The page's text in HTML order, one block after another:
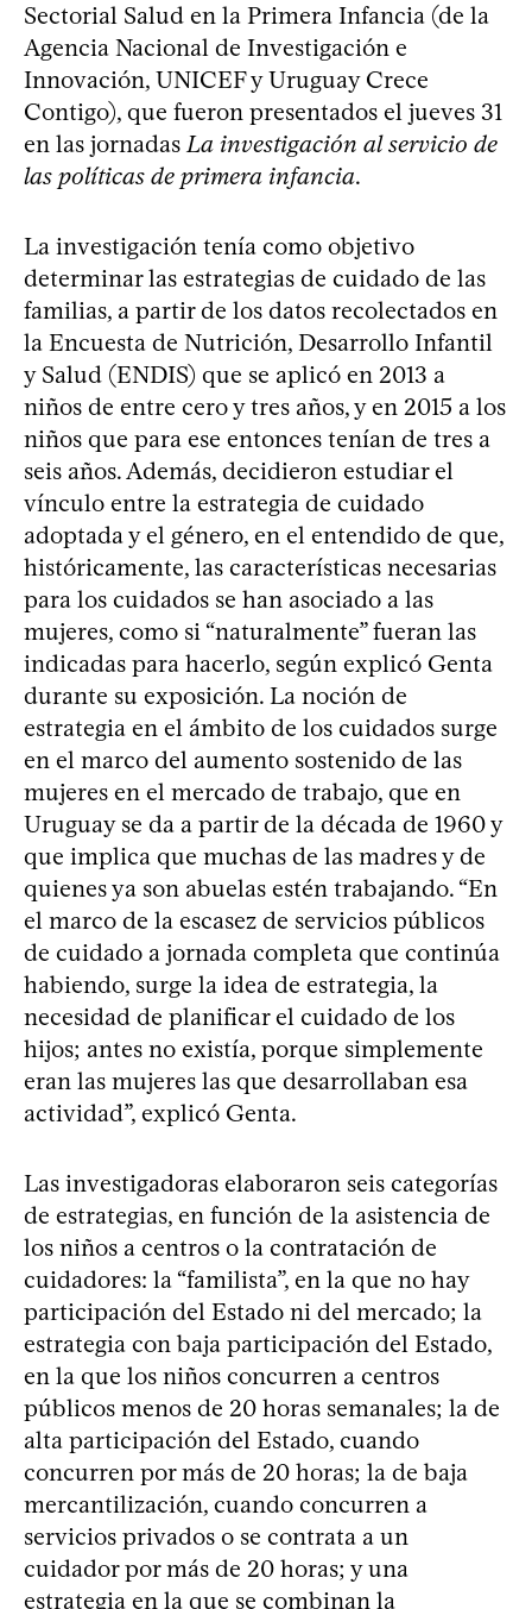
Sectorial Salud en la Primera Infancia (de la
Agencia Nacional de Investigación e
Innovación, UNICEF y Uruguay Crece
Contigo), que fueron presentados el jueves 31
en las jornadasLa investigación al servicio de
las políticas de primera infancia.
La investigación tenía como objetivo
determinar las estrategias de cuidado de las
familias, a partir de los datos recolectados en
la Encuesta de Nutrición, Desarrollo Infantil
y Salud (ENDIS) que se aplicó en 2013 a
niños de entre cero y tres años, y en 2015 a los
niños que para ese entonces tenían de tres a
seis años. Además, decidieron estudiar el
vínculo entre la estrategia de cuidado
adoptada y el género, en el entendido de que,
históricamente, las características necesarias
para los cuidados se han asociado a las
mujeres, como si “naturalmente” fueran las
indicadas para hacerlo, según explicó Genta
durante su exposición. La noción de
estrategia en el ámbito de los cuidados surge
en el marco del aumento sostenido de las
mujeres en el mercado de trabajo, que en
Uruguay se da a partir de la década de 1960 y
que implica que muchas de las madres y de
quienes ya son abuelas estén trabajando. “En
el marco de la escasez de servicios públicos
de cuidado a jornada completa que continúa
habiendo, surge la idea de estrategia, la
necesidad de planificar el cuidado de los
hijos; antes no existía, porque simplemente
eran las mujeres las que desarrollaban esa
actividad”, explicó Genta.
Las investigadoras elaboraron seis categorías
de estrategias, en función de la asistencia de
los niños a centros o la contratación de
cuidadores: la “familista”, en la que no hay
participación del Estado ni del mercado; la
estrategia con baja participación del Estado,
en la que los niños concurren a centros
públicos menos de 20 horas semanales; la de
alta participación del Estado, cuando
concurren por más de 20 horas; la de baja
mercantilización, cuando concurren a
servicios privados o se contrata a un
cuidador por más de 20 horas; y una
estrategia en la que se combinan la